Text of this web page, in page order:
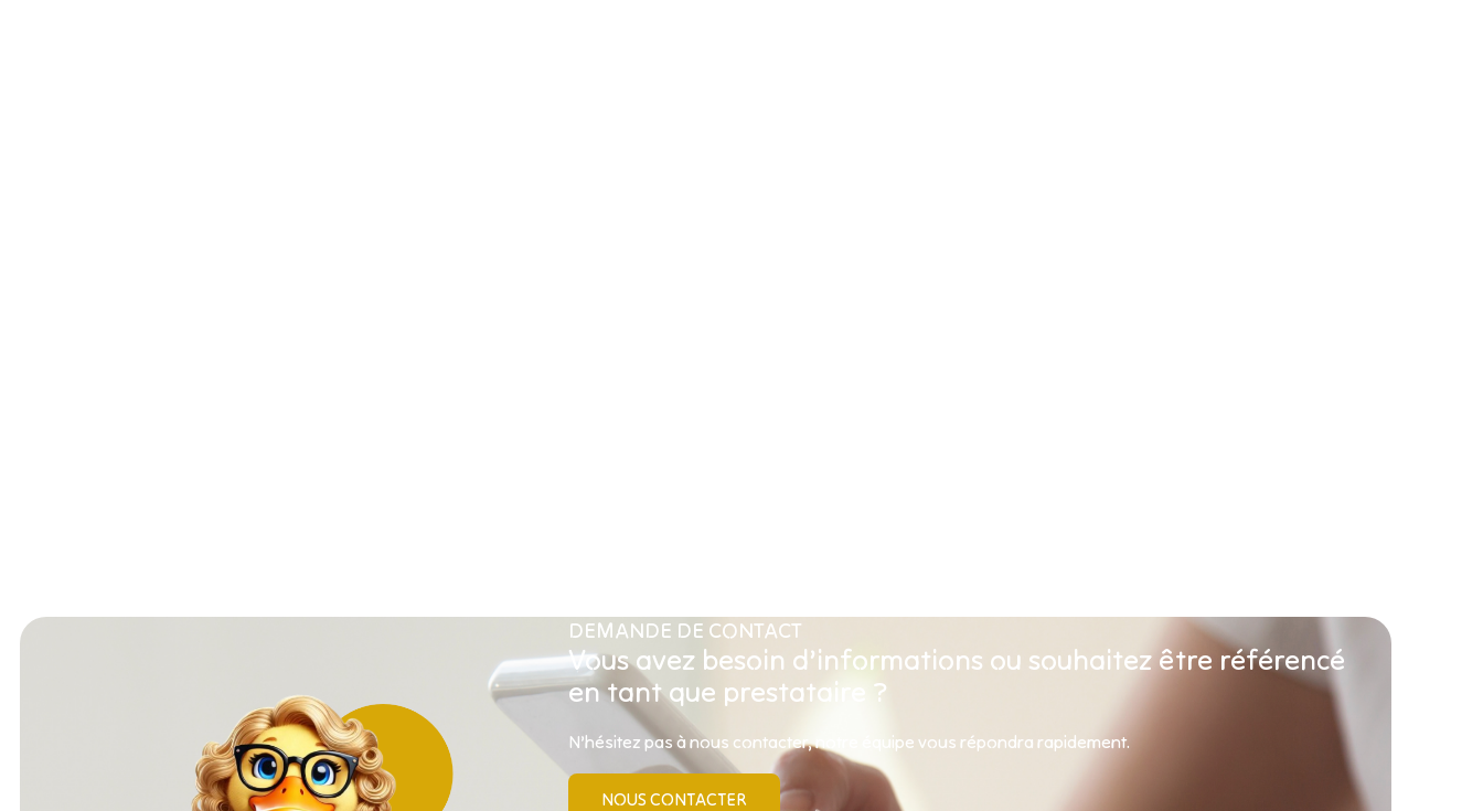
DEMANDE DE CONTACT
Vous avez besoin d’informations ou souhaitez être référencé
en tant que prestataire ?
N’hésitez pas à nous contacter, notre équipe vous répondra rapidement.
NOUS CONTACTER